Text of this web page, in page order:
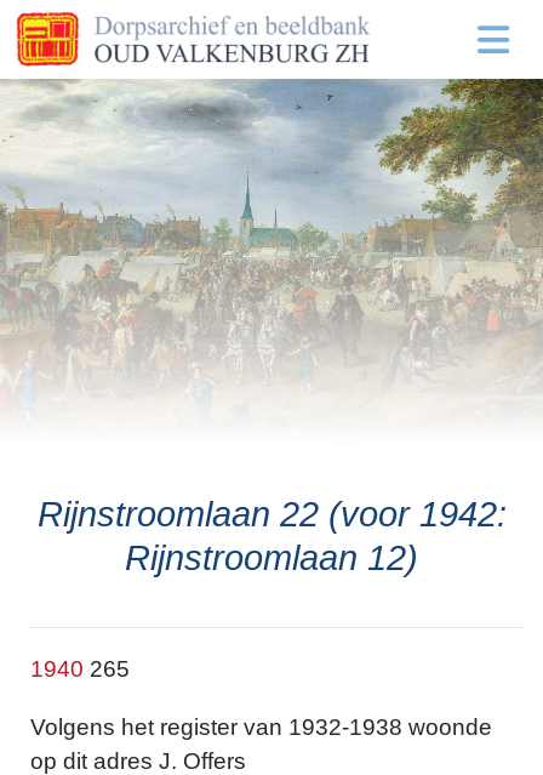
Rijnstroomlaan 22 (voor 1942:
Rijnstroomlaan 12)
1940 265
Volgens het register van 1932-1938 woonde
op dit adres J. Offers